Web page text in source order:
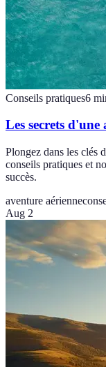
Conseils pratiques6
Les secrets d'une
Plongez dans les clés
conseils pratiques et
succès.
aventure aérienne
Aug 2